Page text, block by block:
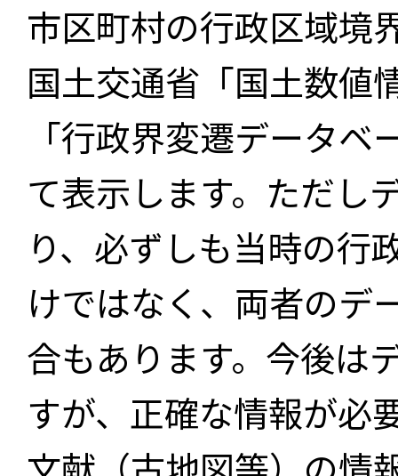
市区町村の行政区域境
国土交通省「国土数値
「行政界変遷データ
て表示します。ただし
り、必ずしも当時の行
けではなく、両者のデ
合もあります。今後は
すが、正確な情報が必